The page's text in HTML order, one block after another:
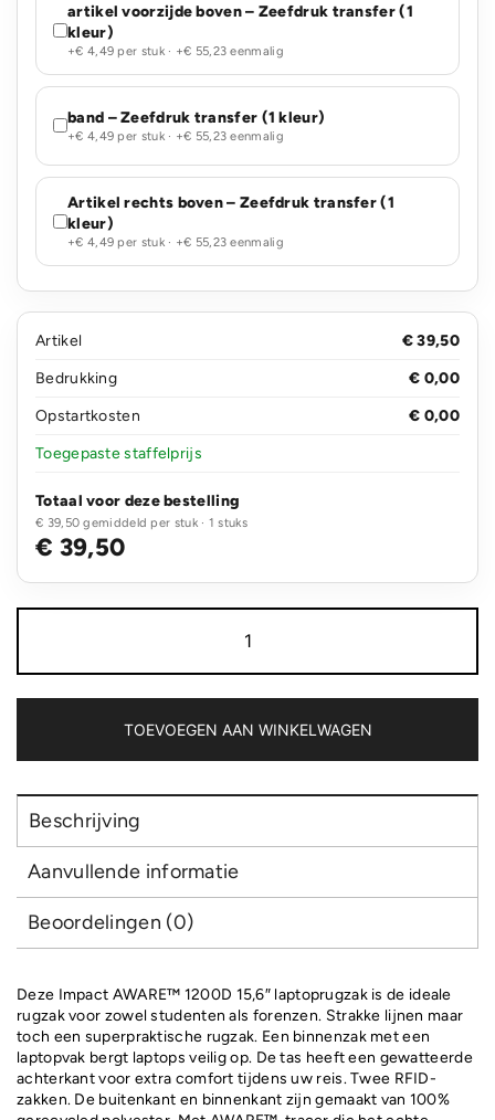
artikel voorzijde boven – Zeefdruk transfer (1
kleur)
+€ 4,49 per stuk · +€ 55,23 eenmalig
band – Zeefdruk transfer (1 kleur)
+€ 4,49 per stuk · +€ 55,23 eenmalig
Artikel rechts boven – Zeefdruk transfer (1
kleur)
+€ 4,49 per stuk · +€ 55,23 eenmalig
Artikel
€ 39,50
Bedrukking
€ 0,00
Opstartkosten
€ 0,00
Toegepaste staffelprijs
Totaal voor deze bestelling
€ 39,50 gemiddeld per stuk · 1 stuks
€ 39,50
AWARE™
15.6"
laptoprugzak
TOEVOEGEN AAN WINKELWAGEN
Beschrijving
Aanvullende informatie
Beoordelingen (0)
Deze Impact AWARE™ 1200D 15,6″ laptoprugzak is de ideale
rugzak voor zowel studenten als forenzen. Strakke lijnen maar
toch een superpraktische rugzak. Een binnenzak met een
laptopvak bergt laptops veilig op. De tas heeft een gewatteerde
achterkant voor extra comfort tijdens uw reis. Twee RFID-
zakken. De buitenkant en binnenkant zijn gemaakt van 100%